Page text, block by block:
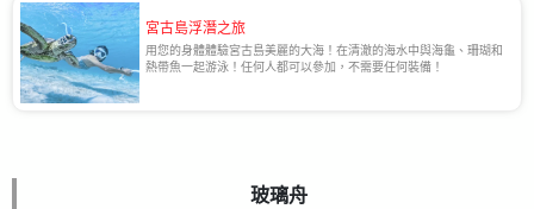
宮古島浮潛之旅
用您的身體體驗宮古島美麗的大海！在清澈的海水中與海龜、珊瑚和
熱帶魚一起游泳！任何人都可以參加，不需要任何裝備！
玻璃舟